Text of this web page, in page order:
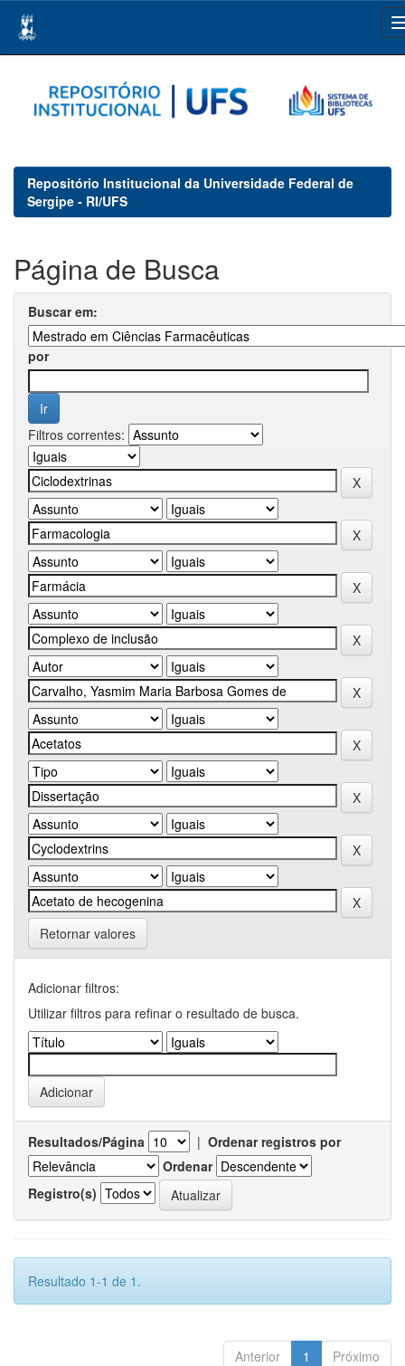
navigation
Repositório Institucional da Universidade Federal de
Sergipe - RI/UFS
Página de Busca
Buscar em:
por
Filtros correntes:
Retornar valores
Adicionar filtros:
Utilizar filtros para refinar o resultado de busca.
Resultados/Página | Ordenar registros por
Ordenar
Registro(s)
Resultado 1-1 de 1.
Anterior 1 Próximo